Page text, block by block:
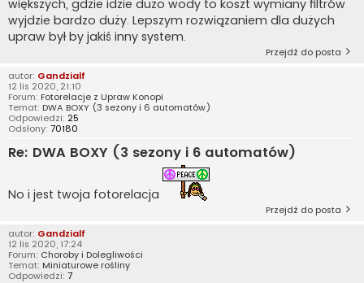
większych, gdzie idzie dużo wody to koszt wymiany filtrów
wyjdzie bardzo duży. Lepszym rozwiązaniem dla dużych
upraw był by jakiś inny system.
Przejdź do posta
autor: Gandzialf
12 lis 2020, 21:10
Forum: Fotorelacje z Upraw Konopi
Temat: DWA BOXY (3 sezony i 6 automatów)
Odpowiedzi: 25
Odsłony: 70180
Re: DWA BOXY (3 sezony i 6 automatów)
No i jest twoja fotorelacja
Przejdź do posta
autor: Gandzialf
12 lis 2020, 17:24
Forum: Choroby i Dolegliwości
Temat: Miniaturowe rośliny
Odpowiedzi: 7